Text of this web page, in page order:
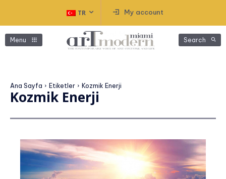
TR My account
Menu Search
Ana Sayfa Etiketler Kozmik Enerji
Kozmik Enerji